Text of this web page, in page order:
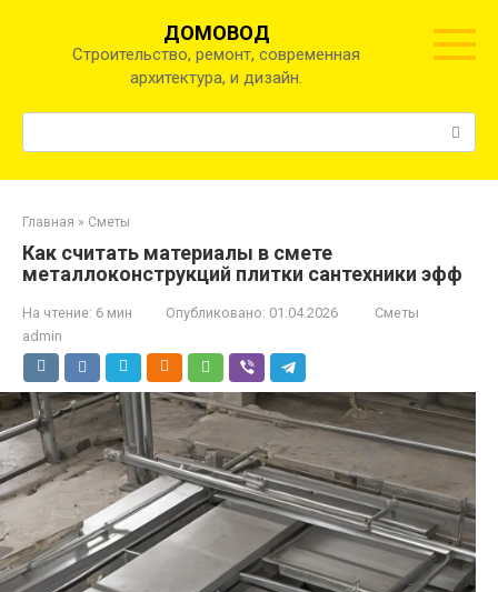
ДОМОВОД
Строительство, ремонт, современная
архитектура, и дизайн.
Главная » Сметы
Как считать материалы в смете
металлоконструкций плитки сантехники эфф
На чтение: 6 мин Опубликовано: 01.04.2026
Сметы
admin